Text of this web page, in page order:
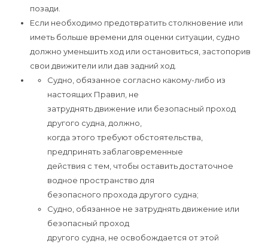
позади.
Если необходимо предотвратить столкновение или
иметь больше времени для оценки ситуации, судно
должно уменьшить ход или остановиться, застопорив
свои движители или дав задний ход.
Судно, обязанное согласно какому-либо из
настоящих Правил, не
затруднять движение или безопасный проход
другого судна, должно,
когда этого требуют обстоятельства,
предпринять заблаговременные
действия с тем, чтобы оставить достаточное
водное пространство для
безопасного прохода другого судна;
Судно, обязанное не затруднять движение или
безопасный проход
другого судна, не освобождается от этой